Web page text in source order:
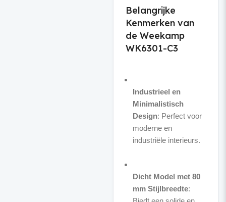
Belangrijke
Kenmerken van
de Weekamp
WK6301-C3
Industrieel en
Minimalistisch
Design: Perfect voor
moderne en
industriële interieurs.
Dicht Model met 80
mm Stijlbreedte: